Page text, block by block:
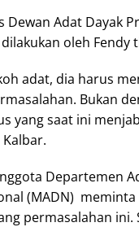
Adat Dayak
oleh
adat, dia harus
Bukan
yang saat ini
Departemen
(MADN)
permasalahan ini.